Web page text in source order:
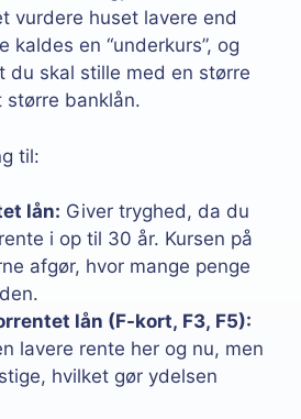
vurdere huset lavere end
kaldes en “underkurs”, og
du skal stille med en større
større banklån.
til:
lån: Giver tryghed, da du
i op til 30 år. Kursen på
afgør, hvor mange penge
lån (F-kort, F3, F5):
lavere rente her og nu, men
hvilket gør ydelsen